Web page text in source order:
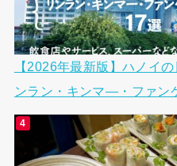
【2026年最新版】ハノイ
ンラン・キンマ―・ファン